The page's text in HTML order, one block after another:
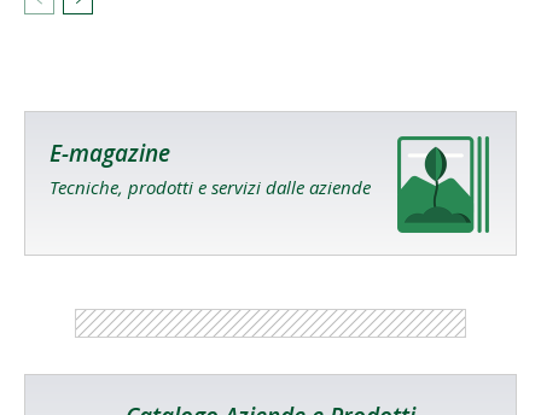
E-magazine
Tecniche, prodotti e servizi dalle aziende